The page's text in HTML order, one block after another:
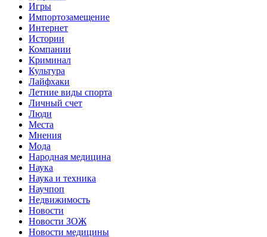
Игры
Импортозамещение
Интернет
Истории
Компании
Криминал
Культура
Лайфхаки
Летние виды спорта
Личный счет
Люди
Места
Мнения
Мода
Народная медицина
Наука
Наука и техника
Научпоп
Недвижимость
Новости
Новости ЗОЖ
Новости медицины